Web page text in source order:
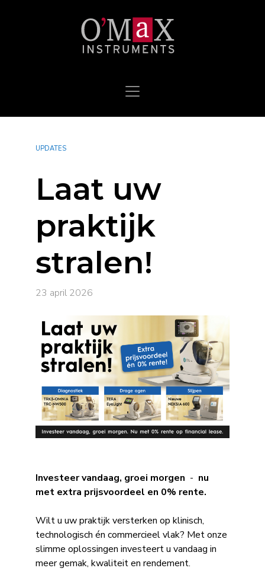
UPDATES
Laat uw
praktijk
stralen!
23 april 2026
Investeer vandaag, groei morgen - nu
met extra prijsvoordeel en 0% rente.
Wilt u uw praktijk versterken op klinisch,
technologisch én commercieel vlak? Met onze
slimme oplossingen investeert u vandaag in
meer gemak, kwaliteit en rendement.